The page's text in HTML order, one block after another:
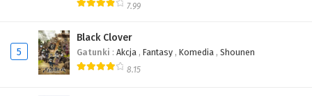
7.99
5
Black Clover
Gatunki : Akcja , Fantasy , Komedia , Shounen
8.15